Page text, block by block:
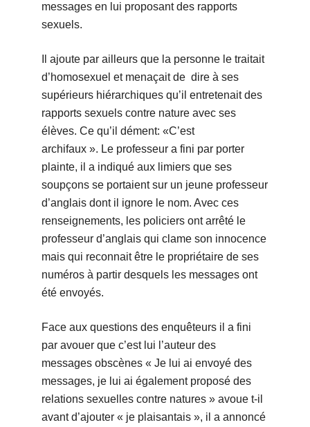
messages en lui proposant des rapports
sexuels.
Il ajoute par ailleurs que la personne le traitait
d’homosexuel et menaçait de dire à ses
supérieurs hiérarchiques qu’il entretenait des
rapports sexuels contre nature avec ses
élèves. Ce qu’il dément: «C’est
archifaux ». Le professeur a fini par porter
plainte, il a indiqué aux limiers que ses
soupçons se portaient sur un jeune professeur
d’anglais dont il ignore le nom. Avec ces
renseignements, les policiers ont arrêté le
professeur d’anglais qui clame son innocence
mais qui reconnait être le propriétaire de ses
numéros à partir desquels les messages ont
été envoyés.
Face aux questions des enquêteurs il a fini
par avouer que c’est lui l’auteur des
messages obscènes « Je lui ai envoyé des
messages, je lui ai également proposé des
relations sexuelles contre natures » avoue t-il
avant d’ajouter « je plaisantais », il a annoncé